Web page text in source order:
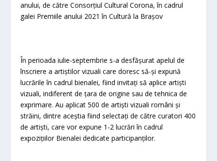
anului, de către Consorțiul Cultural Corona, în cadrul
galei Premiile anului 2021 în Cultură la Brașov
În perioada iulie-septembrie s-a desfășurat apelul de
înscriere a artiștilor vizuali care doresc să-și expună
lucrările în cadrul bienalei, fiind invitați să aplice artiști
vizuali, indiferent de țara de origine sau de tehnica de
exprimare. Au aplicat 500 de artiști vizuali români și
străini, dintre aceștia fiind selectați de către curatori 400
de artiști, care vor expune 1-2 lucrări în cadrul
expozițiilor Bienalei dedicate participanților.